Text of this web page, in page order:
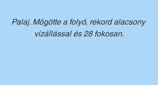
Palaj. Mögötte a folyó, rekord alacsony
vízállással és 28 fokosan.